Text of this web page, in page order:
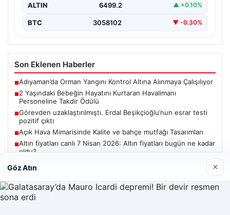
ALTIN 6499.2 ▲ +0.10%
BTC 3058102 ▼ -0.30%
Son Eklenen Haberler
■Adıyaman’da Orman Yangını Kontrol Altına Alınmaya Çalışılıyor
■2 Yaşındaki Bebeğin Hayatını Kurtaran Havalimanı
Personeline Takdir Ödülü
■Görevden uzaklaştırılmıştı. Erdal Beşikçioğlu’nun esrar testi
pozitif çıktı
■Açık Hava Mimarisinde Kalite ve bahçe mutfağı Tasarımları
■Altın fiyatları canlı 7 Nisan 2026: Altın fiyatları bugün ne kadar
oldu?
Güncel
Göz Atın ×